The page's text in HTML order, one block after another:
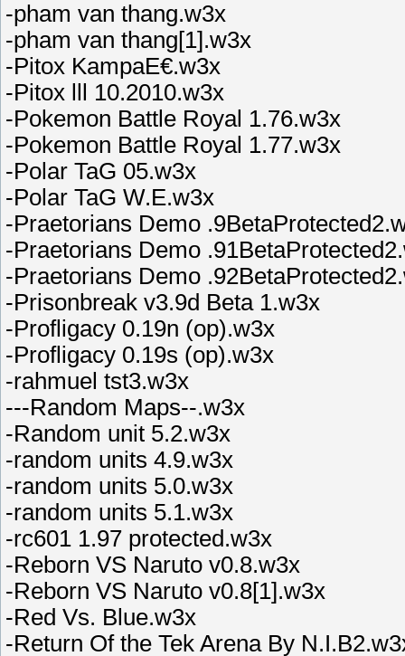
-pham van thang.w3x
-pham van thang[1].w3x
-Pitox KampaЕ€.w3x
-Pitox lll 10.2010.w3x
-Pokemon Battle Royal 1.76.w3x
-Pokemon Battle Royal 1.77.w3x
-Polar TaG 05.w3x
-Polar TaG W.E.w3x
-Praetorians Demo
-Praetorians Demo
-Praetorians Demo
-Prisonbreak v3.9d Beta 1.w3x
-Profligacy 0.19n (op).w3x
-Profligacy 0.19s (op).w3x
-rahmuel tst3.w3x
---Random Maps--.w3x
-Random unit 5.2.w3x
-random units 4.9.w3x
-random units 5.0.w3x
-random units 5.1.w3x
-rc601 1.97 protected.w3x
-Reborn VS Naruto v0.8.w3x
-Reborn VS Naruto v0.8[1].w3x
-Red Vs. Blue.w3x
-Return Of the Tek Arena By